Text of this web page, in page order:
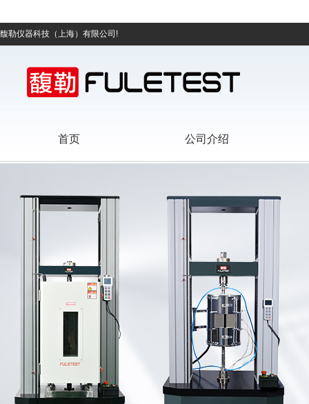
馥勒仪器科技（上海）有限公司!
首页 公司介绍